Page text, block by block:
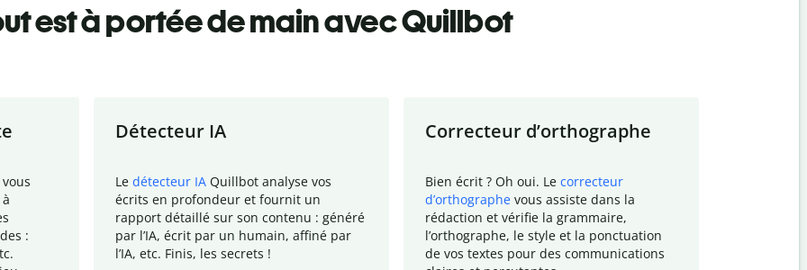
est à portée de main avec Quillbot
:
Détecteur IA
Le détecteur IA Quillbot analyse vos
écrits en profondeur et fournit un
rapport détaillé sur son contenu : généré
par l’IA, écrit par un humain, affiné par
l’IA, etc. Finis, les secrets !
Correcteur d’orthographe
Bien écrit ? Oh oui. Le correcteur
d’orthographe vous assiste dans la
rédaction et vérifie la grammaire,
l’orthographe, le style et la ponctuation
de vos textes pour des communications